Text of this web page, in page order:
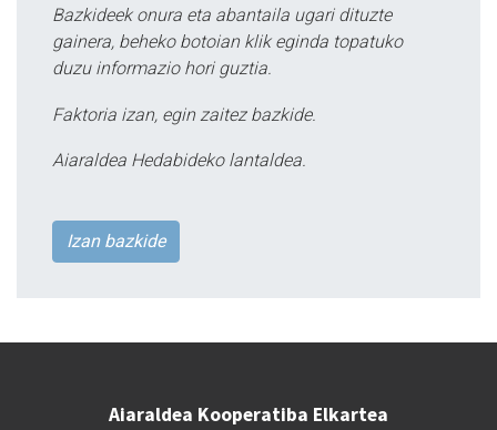
Bazkideek onura eta abantaila ugari dituzte
gainera, beheko botoian klik eginda topatuko
duzu informazio hori guztia.
Faktoria izan, egin zaitez bazkide.
Aiaraldea Hedabideko lantaldea.
Izan bazkide
Aiaraldea Kooperatiba Elkartea